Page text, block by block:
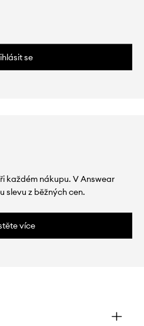
se
každém nákupu. V Answear
slevu z běžných cen.
více